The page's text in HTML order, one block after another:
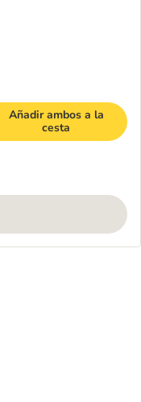
Añadir ambos a la
cesta